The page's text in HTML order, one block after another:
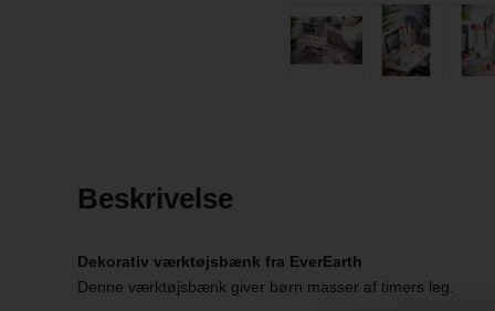
Beskrivelse
Dekorativ værktøjsbænk fra EverEarth
Denne værktøjsbænk giver børn masser af timers leg.